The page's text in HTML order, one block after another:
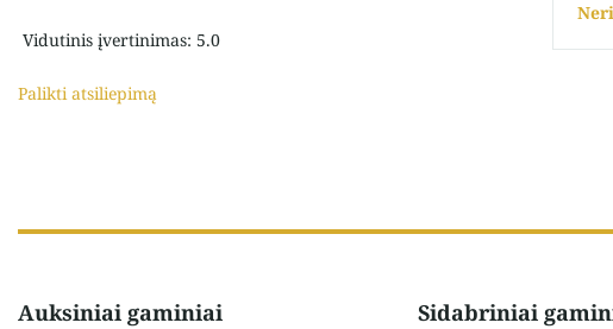
Vidutinis įvertinimas: 5.0
Palikti atsiliepimą
Auksiniai gaminiai Sidabriniai